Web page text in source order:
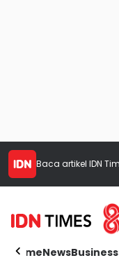
Baca artikel IDN
HomeNewsBusiness